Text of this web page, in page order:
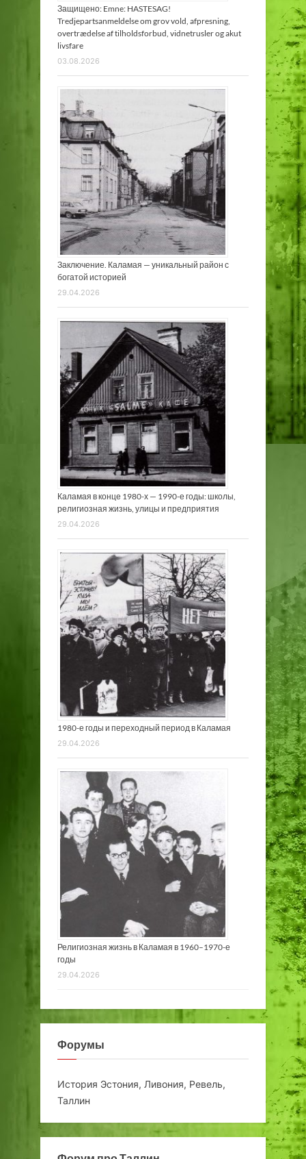
Защищено: Emne: HASTESAG!
Tredjepartsanmeldelse om grov vold, afpresning,
overtrædelse af tilholdsforbud, vidnetrusler og akut
livsfare
03.08.2026
Заключение. Каламая — уникальный район с
богатой историей
29.04.2026
Каламая в конце 1980-х — 1990-е годы: школы,
религиозная жизнь, улицы и предприятия
29.04.2026
1980-е годы и переходный период в Каламая
29.04.2026
Религиозная жизнь в Каламая в 1960–1970-е
годы
29.04.2026
Форумы
История Эстония, Ливония, Ревель,
Таллин